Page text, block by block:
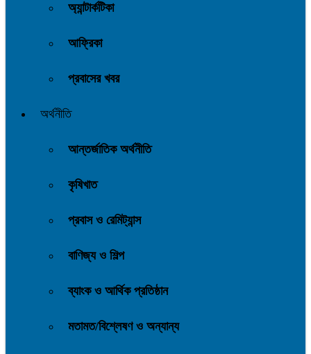
অ্যান্টার্কটিকা
আফ্রিকা
প্রবাসের খবর
অর্থনীতি
আন্তর্জাতিক অর্থনীতি
কৃষিখাত
প্রবাস ও রেমিট্যান্স
বাণিজ্য ও শিল্প
ব্যাংক ও আর্থিক প্রতিষ্ঠান
মতামত/বিশ্লেষণ ও অন্যান্য